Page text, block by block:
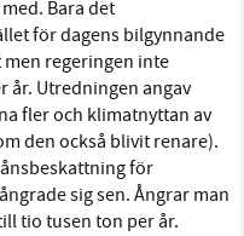
Bara det
för dagens bilgynnande
regeringen inte
år. Utredningen angav
fler och klimatnyttan av
den också blivit renare).
för
sig sen. Ångrar man
tio tusen ton per år.